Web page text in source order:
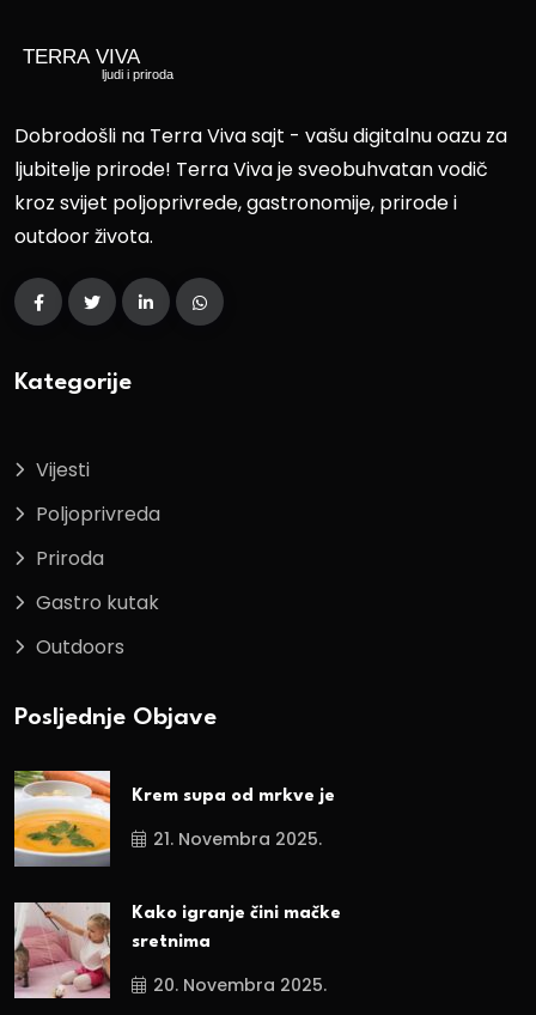
Dobrodošli na Terra Viva sajt - vašu digitalnu oazu za
ljubitelje prirode! Terra Viva je sveobuhvatan vodič
kroz svijet poljoprivrede, gastronomije, prirode i
outdoor života.
Kategorije
Vijesti
Poljoprivreda
Priroda
Gastro kutak
Outdoors
Posljednje Objave
Krem supa od mrkve je
21. Novembra 2025.
Kako igranje čini mačke
sretnima
20. Novembra 2025.